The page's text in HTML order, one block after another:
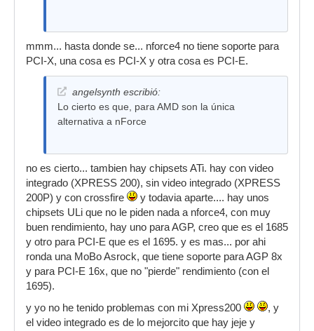
mmm... hasta donde se... nforce4 no tiene soporte para
PCI-X, una cosa es PCI-X y otra cosa es PCI-E.
angelsynth escribió:
Lo cierto es que, para AMD son la única
alternativa a nForce
no es cierto... tambien hay chipsets ATi. hay con video
integrado (XPRESS 200), sin video integrado (XPRESS
200P) y con crossfire
y todavia aparte.... hay unos
chipsets ULi que no le piden nada a nforce4, con muy
buen rendimiento, hay uno para AGP, creo que es el 1685
y otro para PCI-E que es el 1695. y es mas... por ahi
ronda una MoBo Asrock, que tiene soporte para AGP 8x
y para PCI-E 16x, que no "pierde" rendimiento (con el
1695).
y yo no he tenido problemas con mi Xpress200
, y
el video integrado es de lo mejorcito que hay jeje y